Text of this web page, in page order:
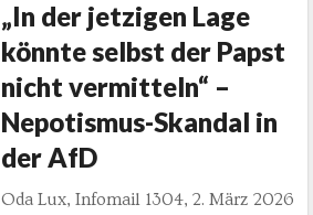
„In der jetzigen Lage
könnte selbst der Papst
nicht vermitteln“ –
Nepotismus-Skandal in
der AfD
Oda Lux, Infomail 1304, 2. März 2026